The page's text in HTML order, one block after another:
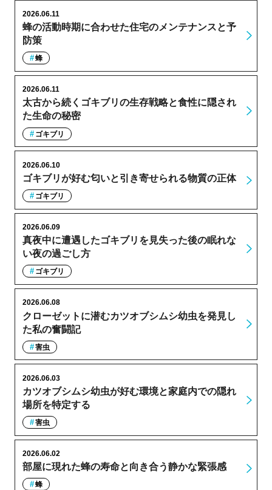
蜂の活動時期に合わせた住宅のメンテナンスと予
防策
2026.06.11
蜂
太古から続くゴキブリの生存戦略と食性に隠され
た生命の秘密
2026.06.11
ゴキブリ
ゴキブリが好む匂いと引き寄せられる物質の正体
2026.06.10
ゴキブリ
真夜中に遭遇したゴキブリを見失った後の眠れな
い夜の過ごし方
2026.06.09
ゴキブリ
クローゼットに潜むカツオブシムシ幼虫を発見し
た私の奮闘記
2026.06.08
害虫
カツオブシムシ幼虫が好む環境と家庭内での隠れ
場所を特定する
2026.06.03
害虫
部屋に現れた蜂の寿命と向き合う静かな緊張感
2026.06.02
蜂